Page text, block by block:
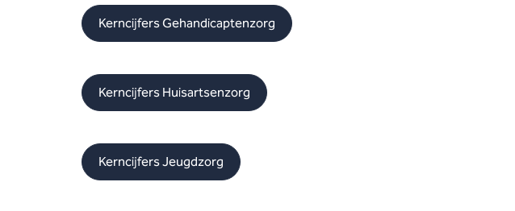
Kerncijfers Gehandicaptenzorg
Kerncijfers Huisartsenzorg
Kerncijfers Jeugdzorg